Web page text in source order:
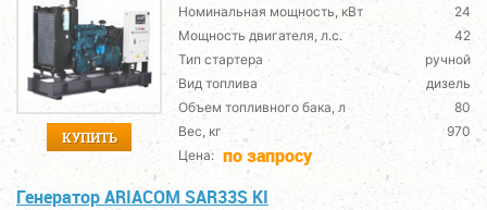
КУПИТЬ
Номинальная мощность, кВт
24
Мощность двигателя, л.с.
42
Тип стартера
ручной
Вид топлива
дизель
Объем топливного бака, л
80
Вес, кг
970
Цена: по запросу
Генератор ARIACOM SAR33S KI